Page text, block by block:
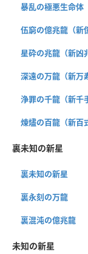
暴乱の極悪生命体
伍窮の億兆龍（新
星砕の兆龍（新凶
深遠の万龍（新万
浄罪の千龍（新千
煉燼の百龍（新百
裏未知の新星
裏未知の新星
裏永刻の万龍
裏混沌の億兆龍
未知の新星